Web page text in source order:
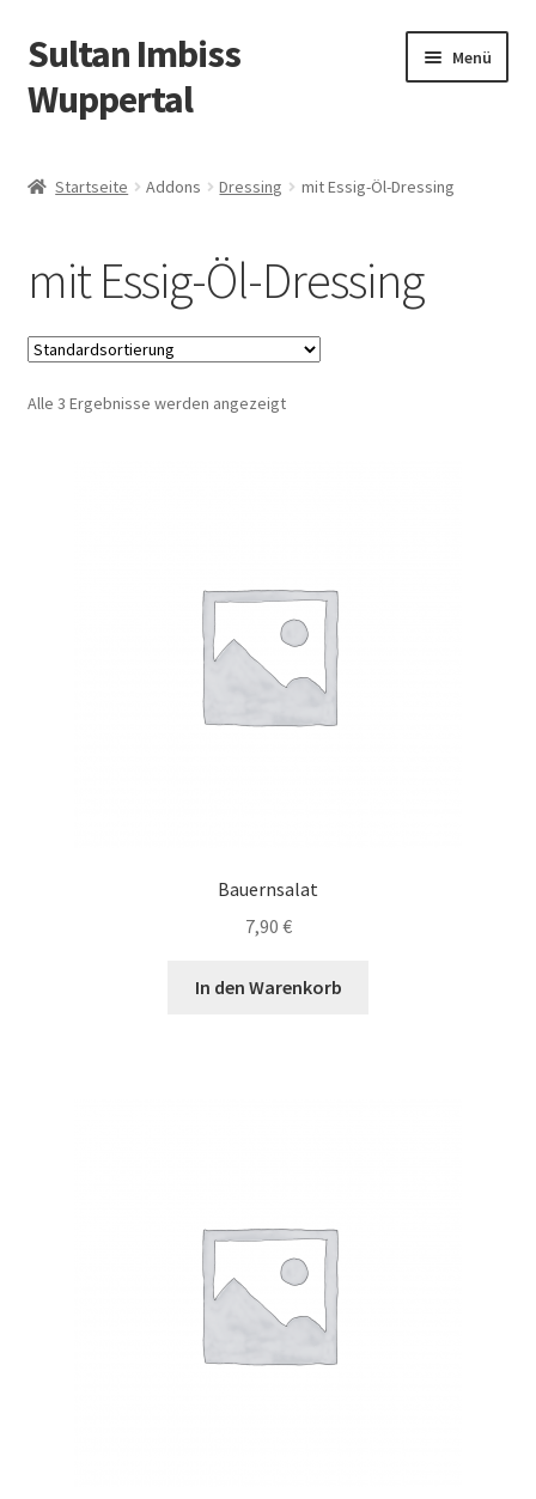
Zur
Navigation
springen
Zum
Inhalt
springen
Sultan Imbiss
Wuppertal
Menü
Vor Ort essen
Angebote
Liefergebiete
Startseite Addons Dressing mit Essig-Öl-Dressing
mit Essig-Öl-Dressing
Alle 3 Ergebnisse werden angezeigt
Bauernsalat
7,90 €
In den Warenkorb